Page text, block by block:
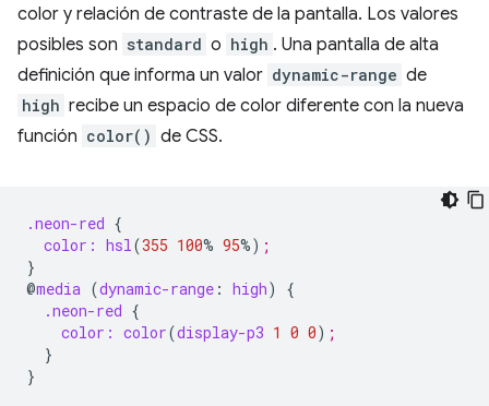
color y relación de contraste de la pantalla. Los valores
posibles son standard o high . Una pantalla de alta
definición que informa un valor dynamic-range de
high recibe un espacio de color diferente con la nueva
función color() de CSS.
.neon-red {
color: hsl(355 100% 95%) ;
}
@media (dynamic-range : high)
{
.neon-red {
color: color(display-p3 1 0 0) ;
}
}